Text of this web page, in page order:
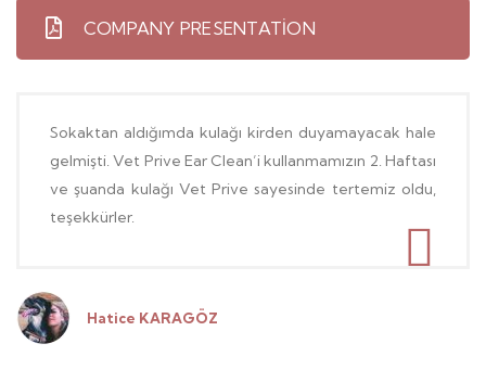
COMPANY PRESENTATION
Sokaktan aldığımda kulağı kirden duyamayacak hale
gelmişti. Vet Prive Ear Clean’i kullanmamızın 2. Haftası
ve şuanda kulağı Vet Prive sayesinde tertemiz oldu,
teşekkürler.
Hatice KARAGÖZ